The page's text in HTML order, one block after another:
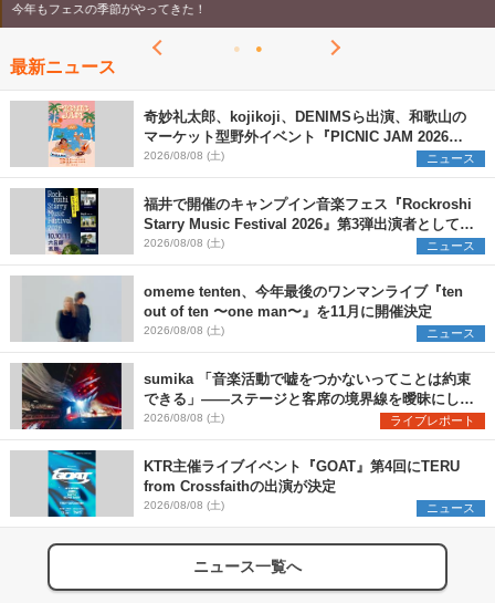
今年もフェスの季節がやってきた！
最新ニュース
奇妙礼太郎、kojikoji、DENIMSら出演、和歌山の
マーケット型野外イベント『PICNIC JAM 2026』
早割チケット発売開始
2026/08/08 (土) ニュース
福井で開催のキャンプイン音楽フェス『Rockroshi
Starry Music Festival 2026』第3弾出演者として
SCOOBIE DO、かりゆし58、Reiを発表
2026/08/08 (土) ニュース
omeme tenten、今年最後のワンマンライブ『ten
out of ten 〜one man〜』を11月に開催決定
2026/08/08 (土) ニュース
sumika 「音楽活動で嘘をつかないってことは約束
できる」――ステージと客席の境界線を曖昧にし
た、ツアーファイナル武道館公演レポート
2026/08/08 (土) ライブレポート
KTR主催ライブイベント『GOAT』第4回にTERU
from Crossfaithの出演が決定
2026/08/08 (土) ニュース
ニュース一覧へ